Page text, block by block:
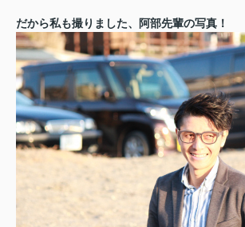
だから私も撮りました、阿部先輩の写真！